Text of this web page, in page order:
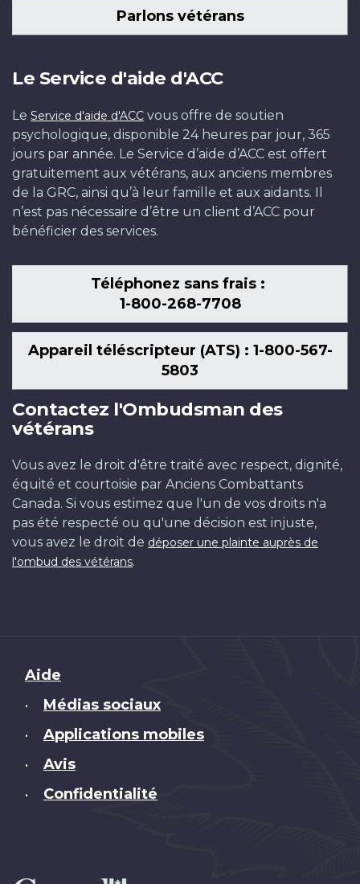
Parlons vétérans
Le Service d'aide d'ACC
Le Service d'aide d'ACC vous offre de soutien
psychologique, disponible 24 heures par jour, 365
jours par année. Le Service d’aide d’ACC est offert
gratuitement aux vétérans, aux anciens membres
de la GRC, ainsi qu’à leur famille et aux aidants. Il
n’est pas nécessaire d’être un client d’ACC pour
bénéficier des services.
Téléphonez sans frais :
1-800-268-7708
Appareil téléscripteur (ATS) : 1-800-567-
5803
Contactez l'Ombudsman des
vétérans
Vous avez le droit d'être traité avec respect, dignité,
équité et courtoisie par Anciens Combattants
Canada. Si vous estimez que l'un de vos droits n'a
pas été respecté ou qu'une décision est injuste,
vous avez le droit de déposer une plainte auprès de
l'ombud des vétérans.
Brand
Aide
• Médias sociaux
• Applications mobiles
• Avis
• Confidentialité